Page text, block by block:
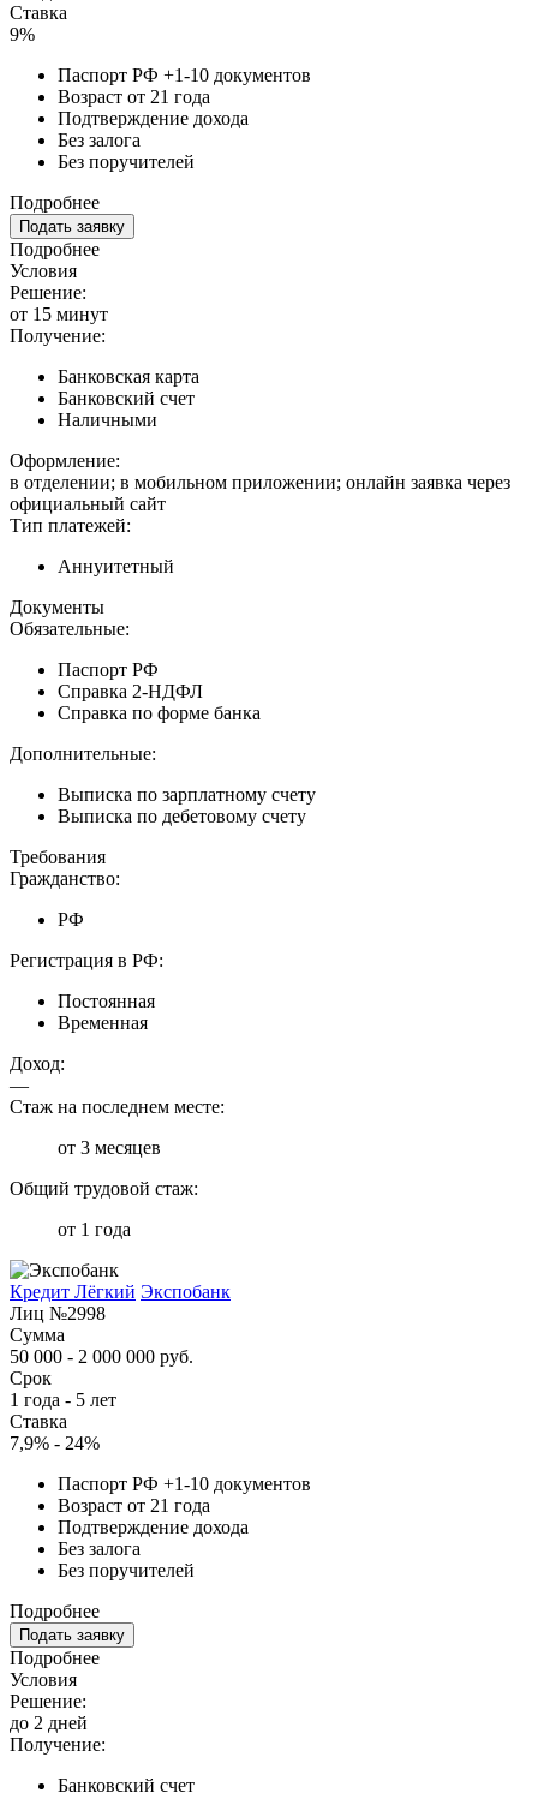
Ставка
9%
Паспорт РФ +1-10 документов
Возраст от 21 года
Подтверждение дохода
Без залога
Без поручителей
Подробнее
Подать заявку
Подробнее
Условия
Решение:
от 15 минут
Получение:
Банковская карта
Банковский счет
Наличными
Оформление:
в отделении; в мобильном приложении; онлайн заявка через
официальный сайт
Тип платежей:
Аннуитетный
Документы
Обязательные:
Паспорт РФ
Справка 2-НДФЛ
Справка по форме банка
Дополнительные:
Выписка по зарплатному счету
Выписка по дебетовому счету
Требования
Гражданство:
РФ
Регистрация в РФ:
Постоянная
Временная
Доход:
—
Стаж на последнем месте:
от 3 месяцев
Общий трудовой стаж:
от 1 года
Кредит Лёгкий Экспобанк
Лиц №2998
Сумма
50 000 - 2 000 000 руб.
Срок
1 года - 5 лет
Ставка
7,9% - 24%
Паспорт РФ +1-10 документов
Возраст от 21 года
Подтверждение дохода
Без залога
Без поручителей
Подробнее
Подать заявку
Подробнее
Условия
Решение:
до 2 дней
Получение:
Банковский счет